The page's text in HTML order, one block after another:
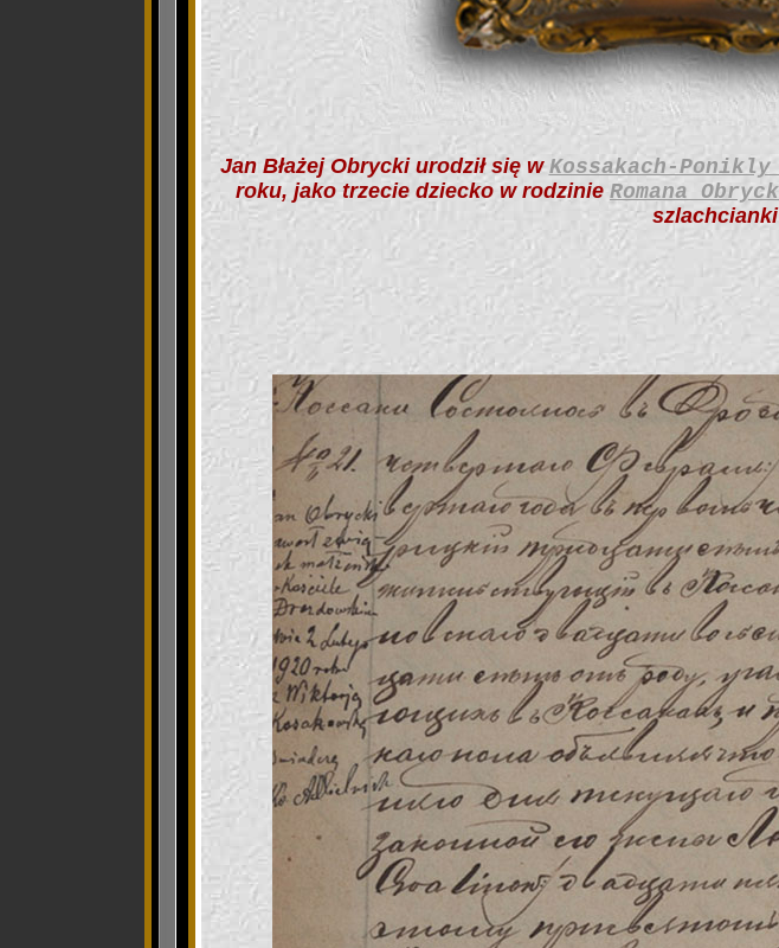
Jan Błażej Obrycki urodził się wKossakach-
roku, jako trzecie dziecko w rodzinie Romana